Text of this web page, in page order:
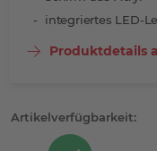
integriertes LED-
Produktdetails
Artikelverfügbarkeit: